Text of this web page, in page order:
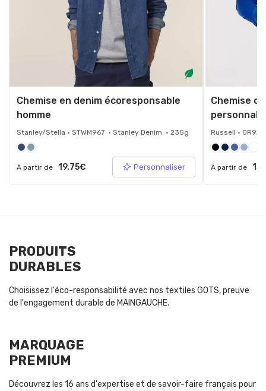
Chemise en denim écoresponsable
homme
Stanley/Stella • STWM967 • Stanley Denim • 235g
À partir de 19.75€ Personnaliser
Chemise
Russell •
À partir de
PRODUITS
DURABLES
Choisissez l'éco-responsabilité avec nos textiles GOTS, preuve
de l'engagement durable de MAINGAUCHE.
MARQUAGE
PREMIUM
Découvrez les 16 ans d'expertise et de savoir-faire français pour